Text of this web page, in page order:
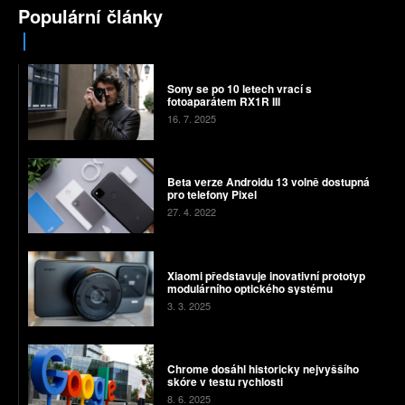
Populární články
Sony se po 10 letech vrací s
fotoaparátem RX1R III
16. 7. 2025
Beta verze Androidu 13 volně dostupná
pro telefony Pixel
27. 4. 2022
Xiaomi představuje inovativní prototyp
modulárního optického systému
3. 3. 2025
Chrome dosáhl historicky nejvyššího
skóre v testu rychlosti
8. 6. 2025